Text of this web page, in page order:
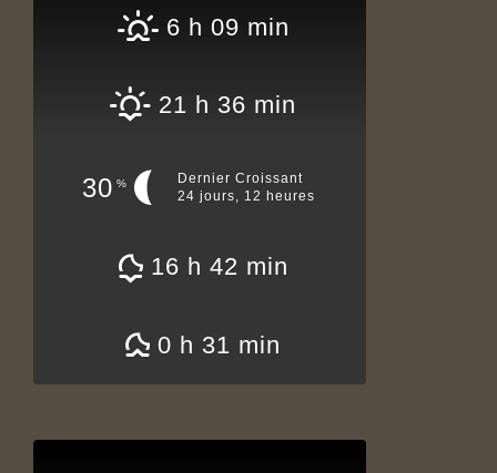
6 h 09 min
21 h 36 min
30 %
Dernier Croissant
24 jours, 12 heures
16 h 42 min
0 h 31 min